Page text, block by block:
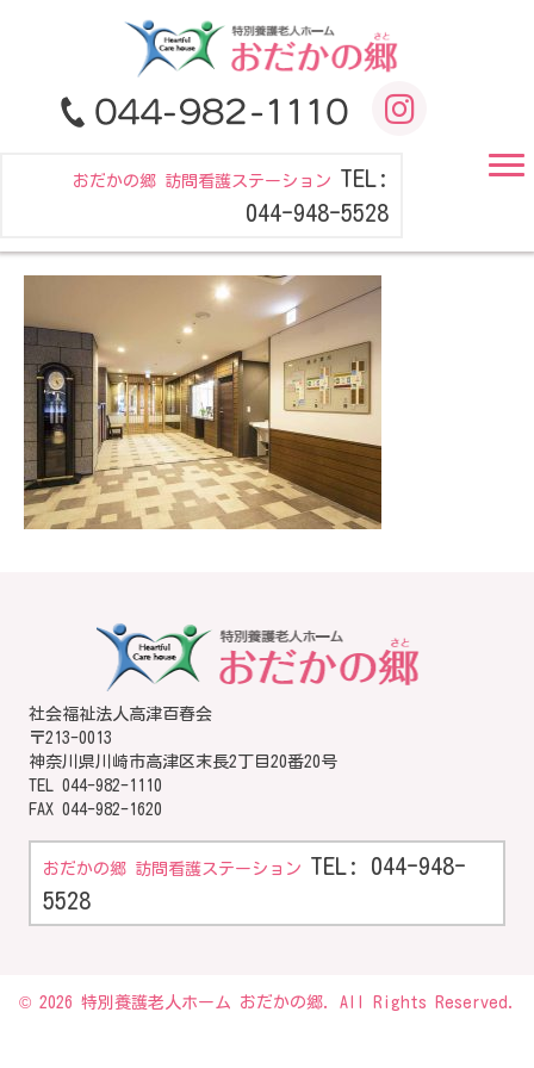
おだかの郷 訪問看護ステーション TEL:
044-948-5528
社会福祉法人高津百春会
〒213-0013
神奈川県川崎市高津区末長2丁目20番20号
TEL 044-982-1110
FAX 044-982-1620
おだかの郷 訪問看護ステーション TEL: 044-948-
5528
© 2026 特別養護老人ホーム おだかの郷. All Rights Reserved.